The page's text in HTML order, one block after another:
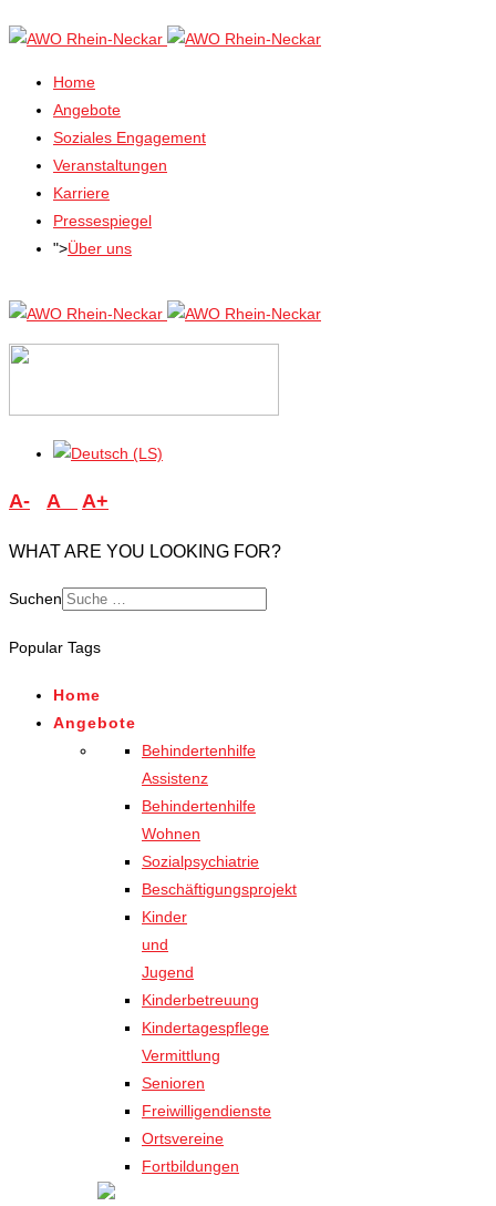
Home
Angebote
Soziales Engagement
Veranstaltungen
Karriere
Pressespiegel
">Über uns
A- A A+
WHAT ARE YOU LOOKING FOR?
Suchen
Popular Tags
Home
Angebote
Behindertenhilfe
Assistenz
Behindertenhilfe
Wohnen
Sozialpsychiatrie
Beschäftigungsprojekt
Kinder
und
Jugend
Kinderbetreuung
Kindertagespflege
Vermittlung
Senioren
Freiwilligendienste
Ortsvereine
Fortbildungen